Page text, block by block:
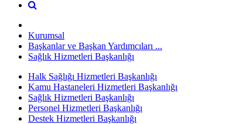
Kurumsal
Başkanlar ve Başkan Yardımcıları ...
Sağlık Hizmetleri Başkanlığı
Halk Sağlığı Hizmetleri Başkanlığı
Kamu Hastaneleri Hizmetleri Başkanlığı
Sağlık Hizmetleri Başkanlığı
Personel Hizmetleri Başkanlığı
Destek Hizmetleri Başkanlığı